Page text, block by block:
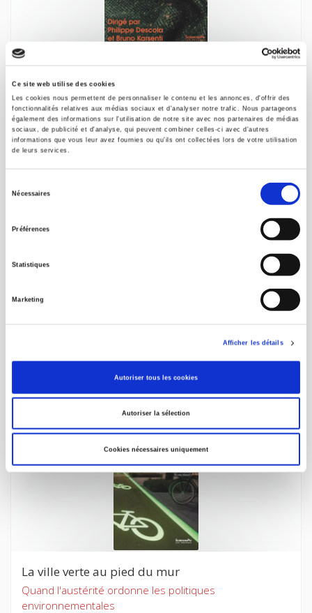
Ce site web utilise des cookies
Les cookies nous permettent de personnaliser le contenu et les annonces, d'offrir des
fonctionnalités relatives aux médias sociaux et d'analyser notre trafic. Nous partageons
également des informations sur l'utilisation de notre site avec nos partenaires de médias
sociaux, de publicité et d'analyse, qui peuvent combiner celles-ci avec d'autres
informations que vous leur avez fournies ou qu'ils ont collectées lors de votre utilisation
de leurs services.
Nécessaires
Préférences
Statistiques
Marketing
Afficher les détails
Autoriser tous les cookies
Autoriser la sélection
Cookies nécessaires uniquement
Bruno Latour ou l'art d'assembler
Philippe Descola, Bruno Karsenti
Michel Gardette
nouveau
La mutation climatique
nouveau
La ville verte au pied du mur
Quand l'austérité ordonne les politiques
environnementales